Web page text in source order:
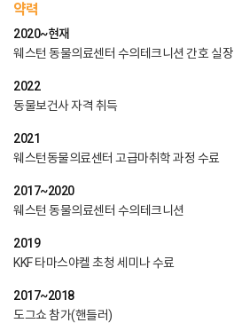
약력
2020~현재
웨스턴 동물의료센터 수의테크니션 간호 실장
2022
동물보건사 자격 취득
2021
웨스턴동물의료센터 고급마취학 과정 수료
2017~2020
웨스턴 동물의료센터 수의테크니션
2019
KKF 타마스야켈 초청 세미나 수료
2017~2018
도그쇼 참가(핸들러)